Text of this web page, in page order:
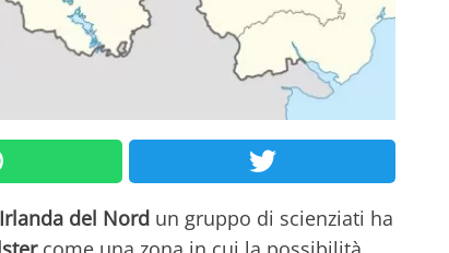
del Nord un gruppo di scienziati ha